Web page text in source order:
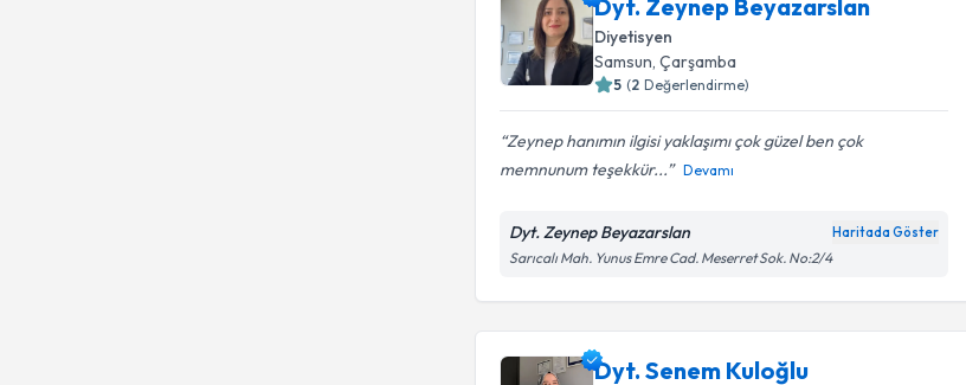
Dyt. Zeynep Beyazarslan
Diyetisyen
Samsun, Çarşamba
5 (2 Değerlendirme)
Zeynep hanımın ilgisi yaklaşımı çok güzel ben çok
memnunum teşekkür...
Devamı
Dyt. Zeynep Beyazarslan Haritada Göster
Sarıcalı Mah. Yunus Emre Cad. Meserret Sok. No:2/4
Dyt. Senem Kuloğlu